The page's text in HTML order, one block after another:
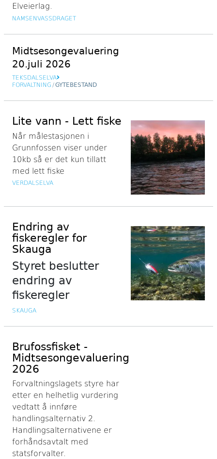
Elveierlag.
NAMSENVASSDRAGET
Midtsesongevaluering
20.juli 2026
TEKSDALSELVA
FORVALTNING /GYTEBESTAND
Lite vann - Lett fiske
Når målestasjonen i
Grunnfossen viser under
10kb så er det kun tillatt
med lett fiske
VERDALSELVA
Endring av
fiskeregler for
Skauga
Styret beslutter
endring av
fiskeregler
SKAUGA
Brufossfisket -
Midtsesongevaluering
2026
Forvaltningslagets styre har
etter en helhetlig vurdering
vedtatt å innføre
handlingsalternativ 2.
Handlingsalternativene er
forhåndsavtalt med
statsforvalter.